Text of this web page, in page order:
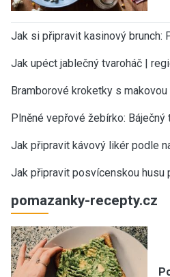
Jak si připravit kasinový brunch:
Jak upéct jablečný tvaroháč |
Bramborové kroketky s
Plněné vepřové žebírko: Báječný
Jak připravit kávový likér podle
Jak připravit posvícenskou husu
pomazanky-recepty.cz